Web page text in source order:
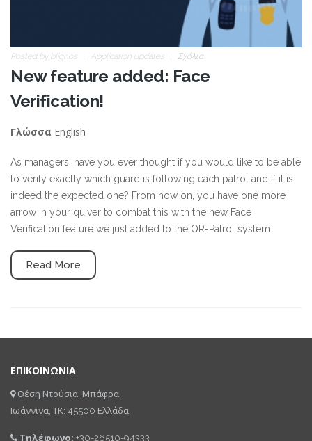
Posted by blignos Application updates Σχόλια
New feature added: Face
Verification!
Γλώσσα English
As managers, have you ever thought if you would like to be able
to verify exactly which guard is following each patrol and if it is
indeed the expected one? From now on, you have one more
arrow in your quiver to combat this with the new Face
Verification feature we just added to the QR-Patrol system.
Read More
ΕΠΙΚΟΙΝΩΝΙΑ
Θέση Ντούσια, Μπάφρα,
Ιωάννινα, ΤΚ: 45500 Ελλάδα
Τηλέφωνο: +30-26510-94333